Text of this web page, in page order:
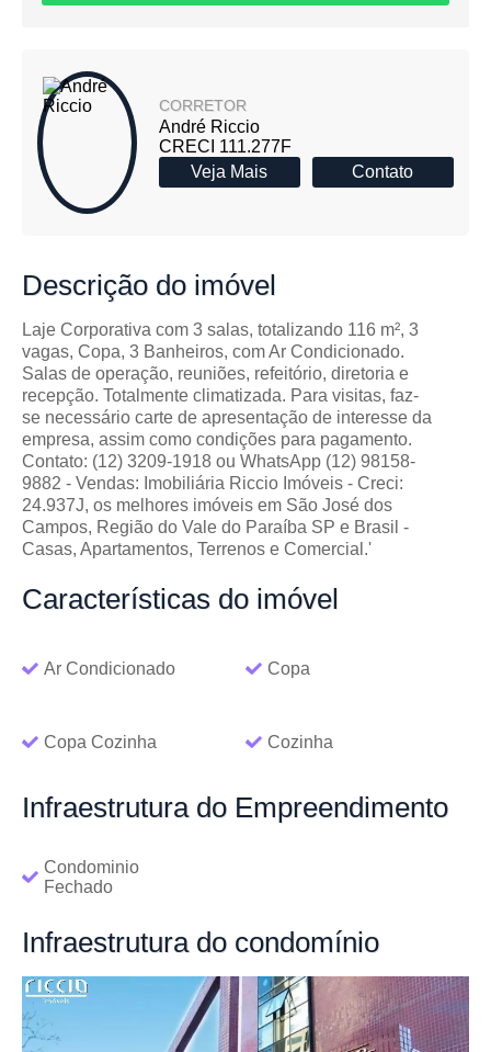
CORRETOR
André Riccio
CRECI 111.277F
Veja Mais
Contato
Descrição do imóvel
Laje Corporativa com 3 salas, totalizando 116 m², 3
vagas, Copa, 3 Banheiros, com Ar Condicionado.
Salas de operação, reuniões, refeitório, diretoria e
recepção. Totalmente climatizada. Para visitas, faz-
se necessário carte de apresentação de interesse da
empresa, assim como condições para pagamento.
Contato: (12) 3209-1918 ou WhatsApp (12) 98158-
9882 - Vendas: Imobiliária Riccio Imóveis - Creci:
24.937J, os melhores imóveis em São José dos
Campos, Região do Vale do Paraíba SP e Brasil -
Casas, Apartamentos, Terrenos e Comercial.'
Características do imóvel
Ar Condicionado Copa
Copa Cozinha Cozinha
Infraestruturado Empreendimento
Condominio
Fechado
Infraestruturado condomínio